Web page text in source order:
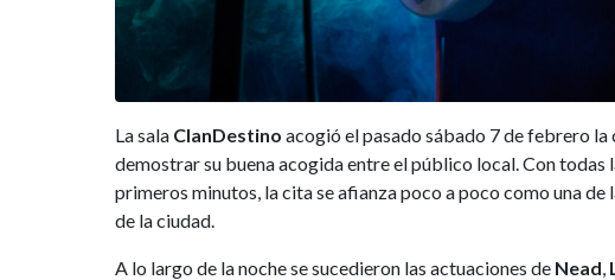
La sala ClanDestino acogió el pasado sábado 7 de febrero
demostrar su buena acogida entre el público local. Con todas
primeros minutos, la cita se afianza poco a poco como una
de la ciudad.
A lo largo de la noche se sucedieron las actuaciones de Nead